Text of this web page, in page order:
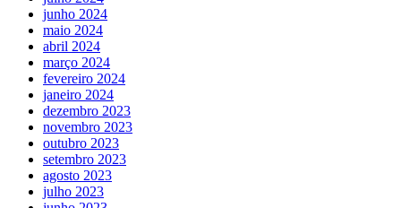
junho 2024
maio 2024
abril 2024
março 2024
fevereiro 2024
janeiro 2024
dezembro 2023
novembro 2023
outubro 2023
setembro 2023
agosto 2023
julho 2023